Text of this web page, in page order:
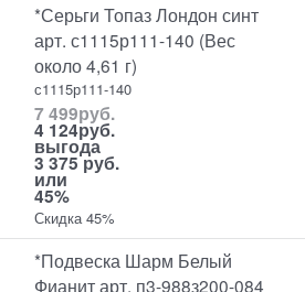
*Серьги Топаз Лондон синт
арт. с1115р111-140 (Вес
около 4,61 г)
с1115р111-140
7 499руб.
4 124руб.
выгода
3 375 руб.
или
45%
Скидка 45%
*Подвеска Шарм Белый
Фианит арт. п3-988з200-084